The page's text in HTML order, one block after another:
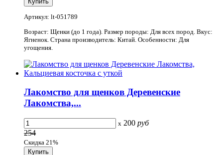
Артикул: lt-051789
Возраст: Щенки (до 1 года). Размер породы: Для всех пород. Вкус:
Ягненок. Страна производитель: Китай. Особенности: Для
угощения.
Лакомство для щенков Деревенские
Лакомства,...
x 200 руб
254
Скидка 21%